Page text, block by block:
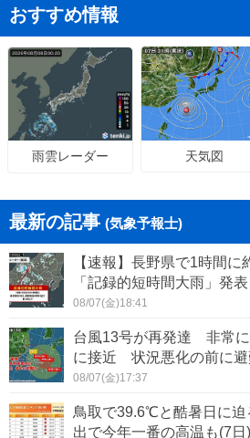
おすすめ情報
雨雲レーダー 天気図
最新の記事 (気象予報士)
【速報】長野県で1時間
「記録的短時間大雨」発表
08/07(金)18:41
台風13号が再発達 非常
に接近 状況悪化の前に避
08/07(金)17:37
鳥取で39.6℃と酷暑日に
出で今年一番の高温も(7日)